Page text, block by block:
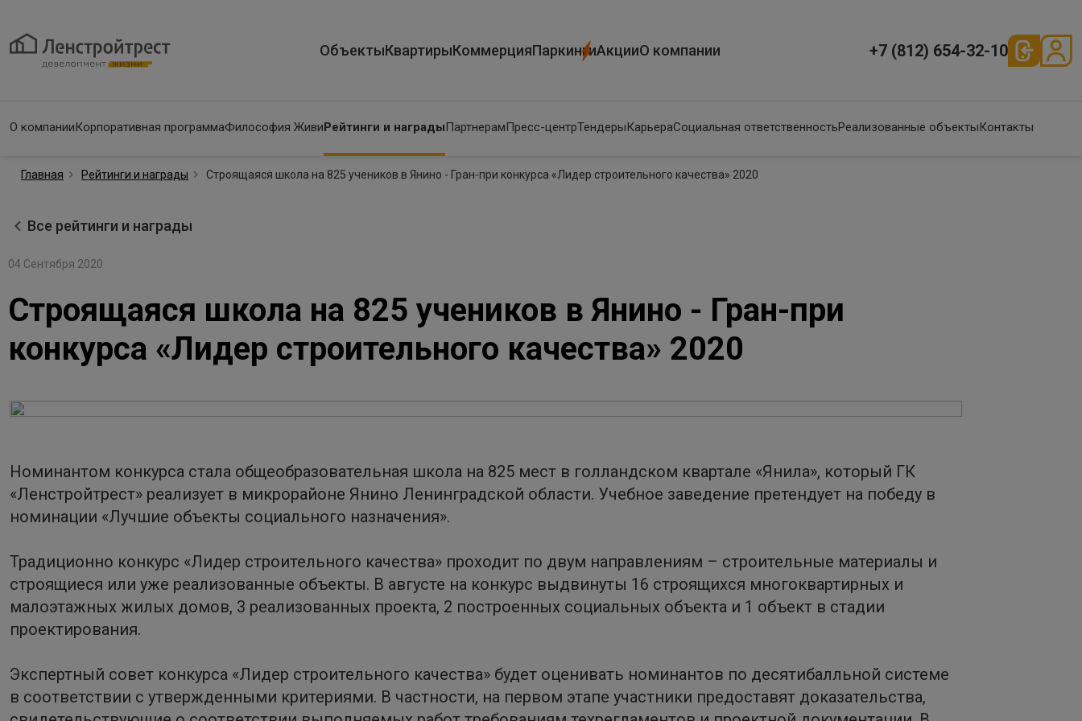
ОбъектыКвартирыКоммерцияПаркингиАкцииО компании +7 (812) 654-32-10
О компанииКорпоративная программаФилософия ЖивиРейтинги и наградыПартнерамПресс-центрТендерыКарьераСоциальная ответственностьРеализованные объектыКонтакты
Главная Рейтинги и награды Строящаяся школа на 825 учеников в Янино - Гран-при конкурса «Лидер строительного качества» 2020
Все рейтинги и награды
04 Сентября 2020
Строящаяся школа на 825 учеников в Янино - Гран-при
конкурса «Лидер строительного качества» 2020
Номинантом конкурса стала общеобразовательная школа на 825 мест в голландском квартале «Янила», который ГК
«Ленстройтрест» реализует в микрорайоне Янино Ленинградской области. Учебное заведение претендует на победу в
номинации «Лучшие объекты социального назначения».
Традиционно конкурс «Лидер строительного качества» проходит по двум направлениям – строительные материалы и
строящиеся или уже реализованные объекты. В августе на конкурс выдвинуты 16 строящихся многоквартирных и
малоэтажных жилых домов, 3 реализованных проекта, 2 построенных социальных объекта и 1 объект в стадии
проектирования.
Экспертный совет конкурса «Лидер строительного качества» будет оценивать номинантов по десятибалльной системе
в соответствии с утвержденными критериями. В частности, на первом этапе участники предоставят доказательства,